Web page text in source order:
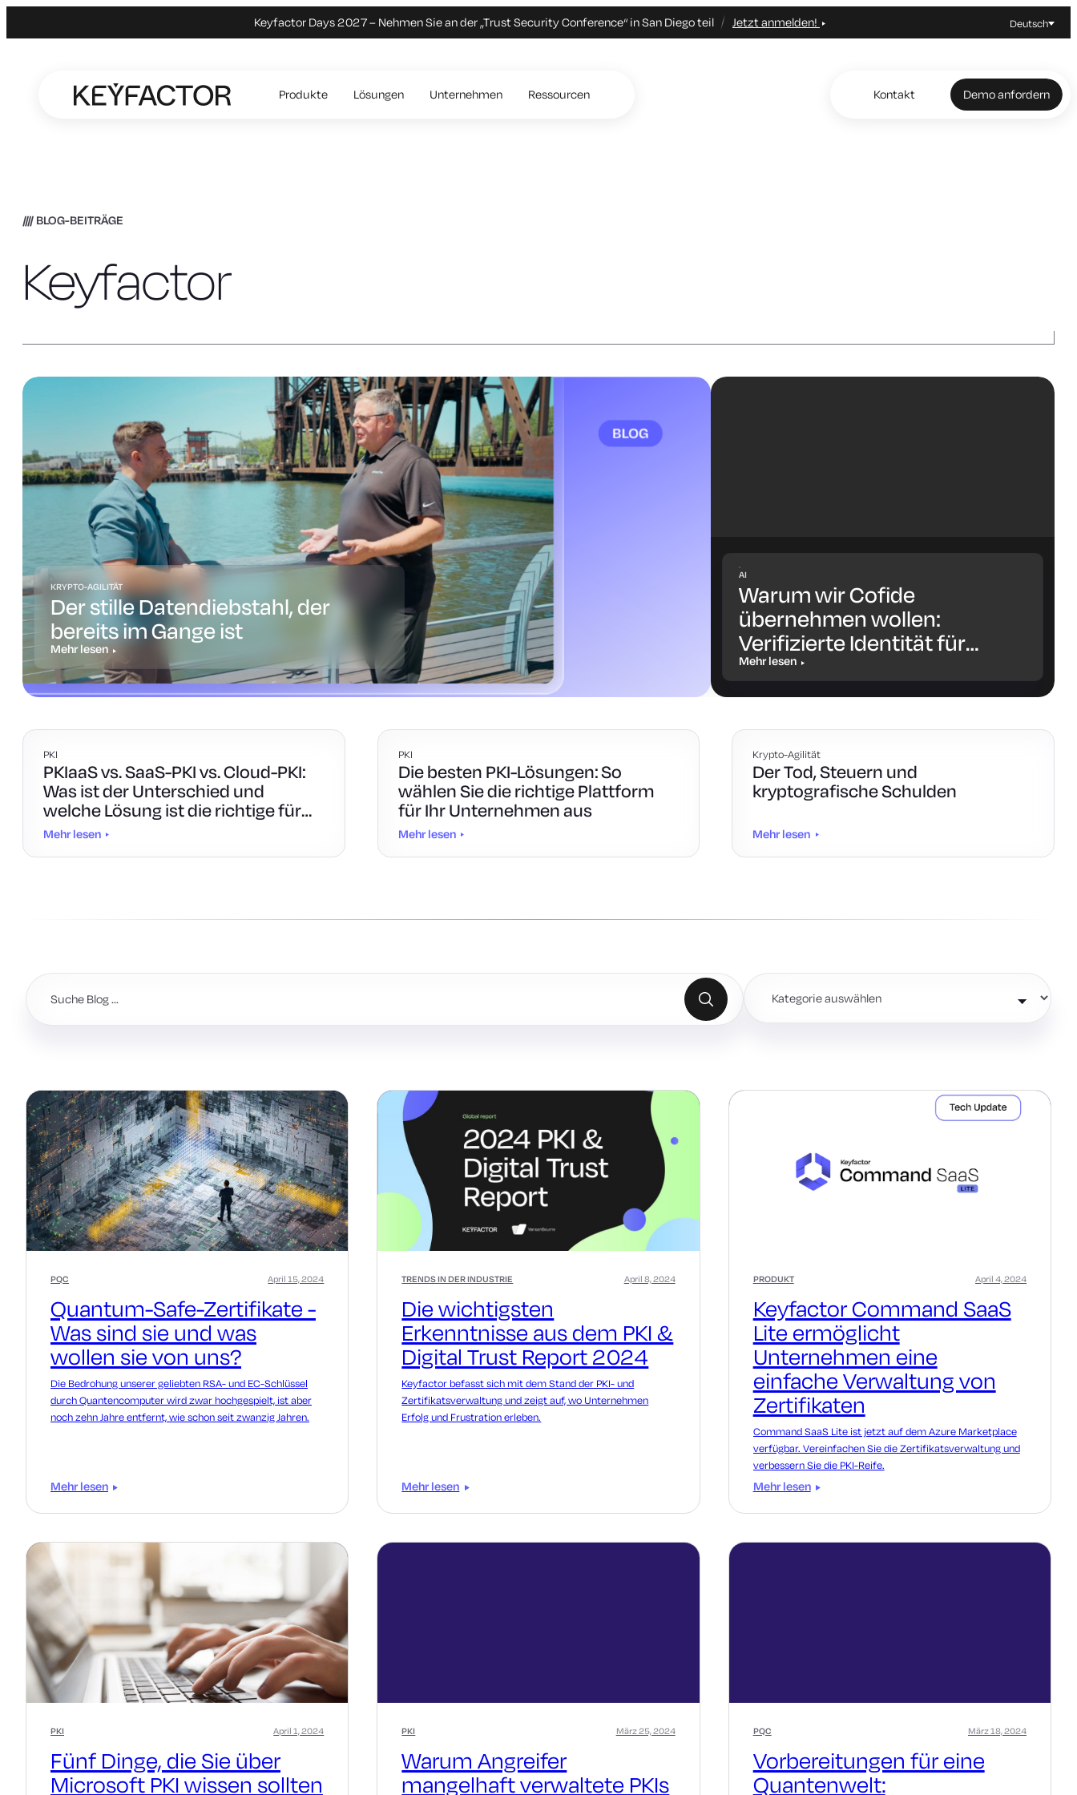
Keyfactor Days 2027 – Nehmen Sie an der „Trust Security Conference“ in San Diego teil Jetzt anmelden! Deutsch
springen
Produkte Lösungen Unternehmen Ressourcen Kontakt Demo anfordern
BLOG-BEITRÄGE
Keyfactor
KRYPTO-AGILITÄT
Der stille Datendiebstahl, der
bereits im Gange ist
Mehr lesen
AI
Warum wir Cofide
übernehmen wollen:
Verifizierte Identität für
Workloads und KI-Agenten
Mehr lesen
PKI
PKIaaS vs. SaaS-PKI vs. Cloud-PKI:
Was ist der Unterschied und
welche Lösung ist die richtige für
Sie?
Mehr lesen
PKI
Die besten PKI-Lösungen: So
wählen Sie die richtige Plattform
für Ihr Unternehmen aus
Mehr lesen
Krypto-Agilität
Der Tod, Steuern und
kryptografische Schulden
Mehr lesen
PQC
Quantum-Safe-Zertifikate -
Was sind sie und was
wollen sie von uns?
April 15, 2024
Die Bedrohung unserer geliebten RSA- und EC-Schlüssel
durch Quantencomputer wird zwar hochgespielt, ist aber
noch zehn Jahre entfernt, wie schon seit zwanzig Jahren.
Mehr lesen
TRENDS IN DER INDUSTRIE
Die wichtigsten
Erkenntnisse aus dem PKI &
Digital Trust Report 2024
April 8, 2024
Keyfactor befasst sich mit dem Stand der PKI- und
Zertifikatsverwaltung und zeigt auf, wo Unternehmen
Erfolg und Frustration erleben.
Mehr lesen
PRODUKT
Keyfactor Command SaaS
Lite ermöglicht
Unternehmen eine
einfache Verwaltung von
Zertifikaten
April 4, 2024
Command SaaS Lite ist jetzt auf dem Azure Marketplace
verfügbar. Vereinfachen Sie die Zertifikatsverwaltung und
verbessern Sie die PKI-Reife.
Mehr lesen
PKI
Fünf Dinge, die Sie über
Microsoft PKI wissen sollten
April 1, 2024 PKI
Warum Angreifer
mangelhaft verwaltete PKIs
März 25, 2024 PQC
Vorbereitungen für eine
Quantenwelt:
März 18, 2024